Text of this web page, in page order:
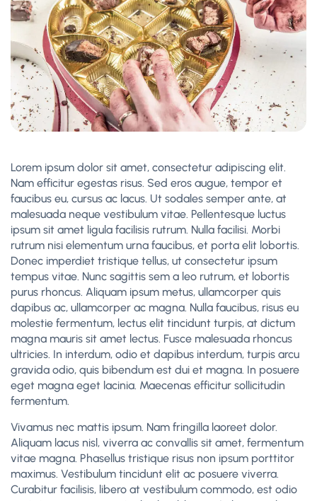
Lorem ipsum dolor sit amet, consectetur adipiscing elit.
Nam efficitur egestas risus. Sed eros augue, tempor et
faucibus eu, cursus ac lacus. Ut sodales semper ante, at
malesuada neque vestibulum vitae. Pellentesque luctus
ipsum sit amet ligula facilisis rutrum. Nulla facilisi. Morbi
rutrum nisi elementum urna faucibus, et porta elit lobortis.
Donec imperdiet tristique tellus, ut consectetur ipsum
tempus vitae. Nunc sagittis sem a leo rutrum, et lobortis
purus rhoncus. Aliquam ipsum metus, ullamcorper quis
dapibus ac, ullamcorper ac magna. Nulla faucibus, risus eu
molestie fermentum, lectus elit tincidunt turpis, at dictum
magna mauris sit amet lectus. Fusce malesuada rhoncus
ultricies. In interdum, odio et dapibus interdum, turpis arcu
gravida odio, quis bibendum est dui et magna. In posuere
eget magna eget lacinia. Maecenas efficitur sollicitudin
fermentum.
Vivamus nec mattis ipsum. Nam fringilla laoreet dolor.
Aliquam lacus nisl, viverra ac convallis sit amet, fermentum
vitae magna. Phasellus tristique risus non ipsum porttitor
maximus. Vestibulum tincidunt elit ac posuere viverra.
Curabitur facilisis, libero at vestibulum commodo, est odio